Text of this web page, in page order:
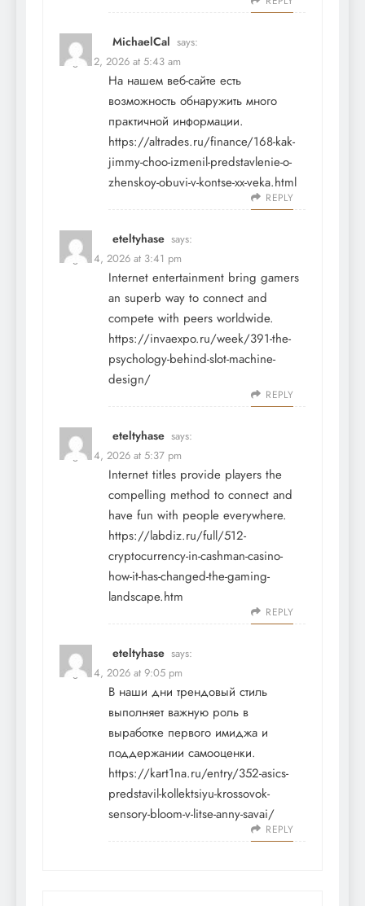
MichaelCal says:
August 2, 2026 at 5:43 am
На нашем веб-сайте есть
возможность обнаружить много
практичной информации.
https://altrades.ru/finance/168-kak-
jimmy-choo-izmenil-predstavlenie-o-
zhenskoy-obuvi-v-kontse-xx-veka.html
REPLY
eteltyhase says:
August 4, 2026 at 3:41 pm
Internet entertainment bring gamers
an superb way to connect and
compete with peers worldwide.
https://invaexpo.ru/week/391-the-
psychology-behind-slot-machine-
design/
REPLY
eteltyhase says:
August 4, 2026 at 5:37 pm
Internet titles provide players the
compelling method to connect and
have fun with people everywhere.
https://labdiz.ru/full/512-
cryptocurrency-in-cashman-casino-
how-it-has-changed-the-gaming-
landscape.htm
REPLY
eteltyhase says:
August 4, 2026 at 9:05 pm
В наши дни трендовый стиль
выполняет важную роль в
выработке первого имиджа и
поддержании самооценки.
https://kart1na.ru/entry/352-asics-
predstavil-kollektsiyu-krossovok-
sensory-bloom-v-litse-anny-savai/
REPLY